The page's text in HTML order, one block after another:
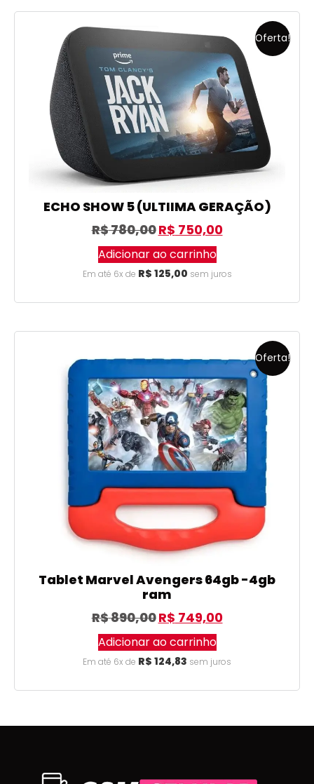
Oferta!
ECHO SHOW 5 (ULTIIMA GERAÇÃO)
R$780,00R$ 750,00
Adicionar ao carrinho
Em até 6x de R$ 125,00 sem juros
Oferta!
Tablet Marvel Avengers 64gb -4gb
ram
R$890,00R$ 749,00
Adicionar ao carrinho
Em até 6x de R$ 124,83 sem juros